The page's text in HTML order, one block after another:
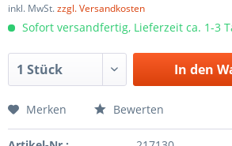
inkl. MwSt.zzgl. Versandkosten
Sofort versandfertig, Lieferzeit ca. 1-3
In den
Merken Bewerten